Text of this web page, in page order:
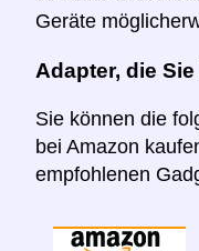
Geräte
Adapter, die
Sie können die
bei Amazon
empfohlenen